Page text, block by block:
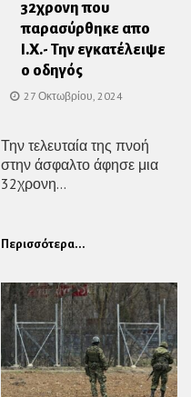
32χρονη που
παρασύρθηκε απο
Ι.Χ.- Την εγκατέλειψε
ο οδηγός
27 Οκτωβρίου, 2024
Την τελευταία της πνοή
στην άσφαλτο άφησε μια
32χρονη...
Περισσότερα...